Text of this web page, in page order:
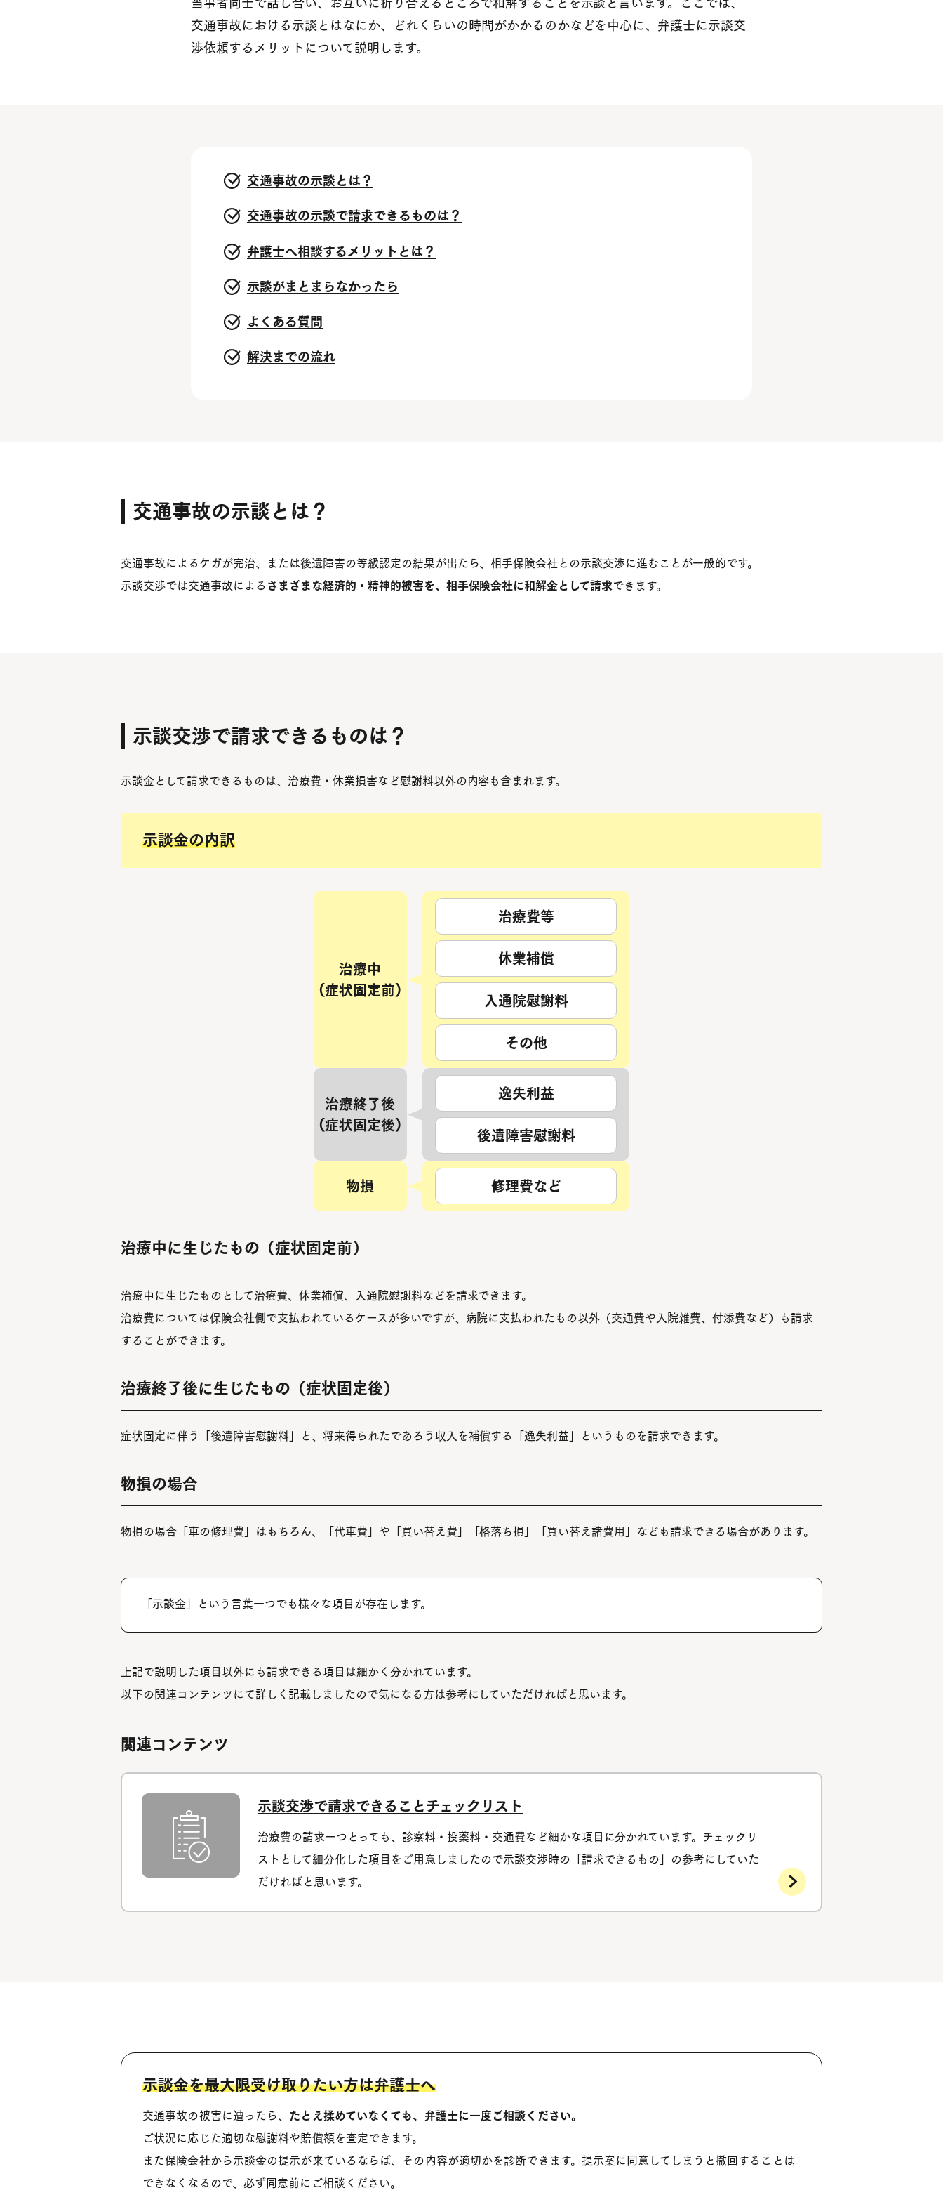
当事者同士で話し合い、お互いに折り合えるところで和解することを示談と言います。ここでは、
交通事故における示談とはなにか、どれくらいの時間がかかるのかなどを中心に、弁護士に示談交
渉依頼するメリットについて説明します。
交通事故の示談とは？
交通事故の示談で請求できるものは？
弁護士へ相談するメリットとは？
示談がまとまらなかったら
よくある質問
解決までの流れ
交通事故の示談とは？
交通事故によるケガが完治、または後遺障害の等級認定の結果が出たら、相手保険会社との示談交渉に進むことが一般的です。
示談交渉では交通事故による さまざまな経済的・精神的被害を、相手保険会社に和解金として請求できます。
示談交渉で請求できるものは？
示談金として請求できるものは、治療費・休業損害など慰謝料以外の内容も含まれます。
示談金の内訳
治療中
(症状固定前)
治療費等
休業補償
入通院慰謝料
その他
治療終了後
(症状固定後)
逸失利益
後遺障害慰謝料
物損 修理費など
治療中に生じたもの（症状固定前）
治療中に生じたものとして治療費、休業補償、入通院慰謝料などを請求できます。
治療費については保険会社側で支払われているケースが多いですが、病院に支払われたもの以外（交通費や入院雑費、付添費など）も請求
することができます。
治療終了後に生じたもの（症状固定後）
症状固定に伴う「後遺障害慰謝料」と、将来得られたであろう収入を補償する「逸失利益」というものを請求できます。
物損の場合
物損の場合「車の修理費」はもちろん、「代車費」や「買い替え費」「格落ち損」「買い替え諸費用」なども請求できる場合があります。
「示談金」という言葉一つでも様々な項目が存在します。
上記で説明した項目以外にも請求できる項目は細かく分かれています。
以下の関連コンテンツにて詳しく記載しましたので気になる方は参考にしていただければと思います。
関連コンテンツ
示談交渉で請求できることチェックリスト
治療費の請求一つとっても、診察料・投薬料・交通費など細かな項目に分かれています。チェックリ
ストとして細分化した項目をご用意しましたので示談交渉時の「請求できるもの」の参考にしていた
だければと思います。
示談金を最大限受け取りたい方は弁護士へ
交通事故の被害に遭ったら、
たとえ揉めていなくても、弁護士に一度ご相談ください。
ご状況に応じた適切な慰謝料や賠償額を査定できます。
また保険会社から示談金の提示が来ているならば、その内容が適切かを診断できます。提示案に同意してしまうと撤回することは
できなくなるので、必ず同意前にご相談ください。